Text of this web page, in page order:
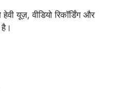
यूज़, वीडियो रिकॉर्डिंग और